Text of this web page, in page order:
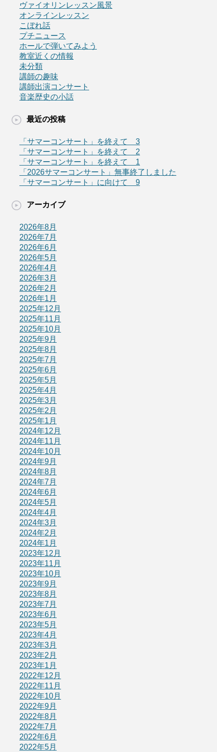
ヴァイオリンレッスン風景
オンラインレッスン
こぼれ話
プチニュース
ホールで弾いてみよう
教室近くの情報
未分類
講師の趣味
講師出演コンサート
音楽歴史の小話
最近の投稿
「サマーコンサート」を終えて 3
「サマーコンサート」を終えて 2
「サマーコンサート」を終えて 1
「2026サマーコンサート」無事終了しました
「サマーコンサート」に向けて 9
アーカイブ
2026年8月
2026年7月
2026年6月
2026年5月
2026年4月
2026年3月
2026年2月
2026年1月
2025年12月
2025年11月
2025年10月
2025年9月
2025年8月
2025年7月
2025年6月
2025年5月
2025年4月
2025年3月
2025年2月
2025年1月
2024年12月
2024年11月
2024年10月
2024年9月
2024年8月
2024年7月
2024年6月
2024年5月
2024年4月
2024年3月
2024年2月
2024年1月
2023年12月
2023年11月
2023年10月
2023年9月
2023年8月
2023年7月
2023年6月
2023年5月
2023年4月
2023年3月
2023年2月
2023年1月
2022年12月
2022年11月
2022年10月
2022年9月
2022年8月
2022年7月
2022年6月
2022年5月